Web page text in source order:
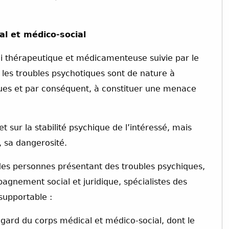
et médico-social
et médicamenteuse suivie par le
troubles psychotiques sont de nature à
et par conséquent, à constituer une menace
sur la stabilité psychique de l’intéressé, mais
dangerosité.
personnes présentant des troubles psychiques,
social et juridique, spécialistes des
:
du corps médical et médico-social, dont le